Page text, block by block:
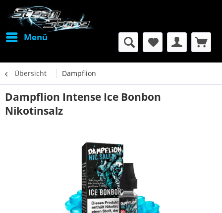
Menü
Übersicht Dampflion
Dampflion Intense Ice Bonbon
Nikotinsalz